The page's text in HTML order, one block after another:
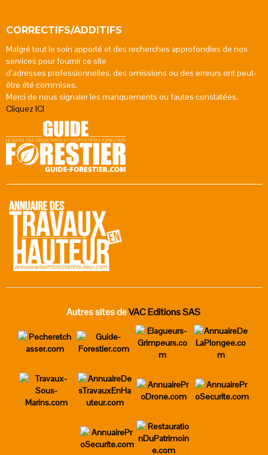
CORRECTIFS/ADDITIFS
Malgré tout le soin apporté et des recherches approfondies de nos
services pour fournir ce site
d’adresses professionnelles, des omissions ou des erreurs ont peut-
être été commises.
Merci de nous signaler les manquements ou fautes constatées.
Cliquez ICI
Autres sites deVAC Editions SAS